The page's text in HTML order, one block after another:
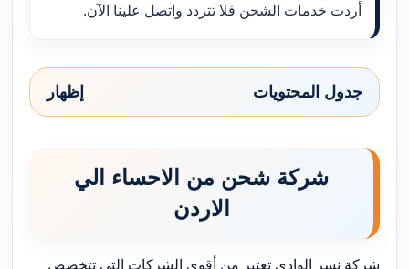
أردت خدمات الشحن فلا تتردد واتصل علينا الآن.
جدول المحتويات إظهار
شركة شحن من الاحساء الي
الاردن
شركة نسر الوادي تعتبر من أقوى الشركات التي تتخصص